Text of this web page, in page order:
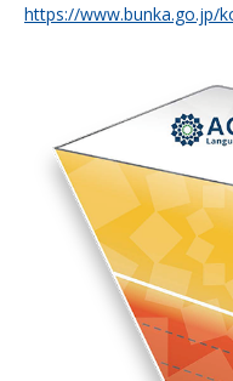
https://www.bunka.go.jp/